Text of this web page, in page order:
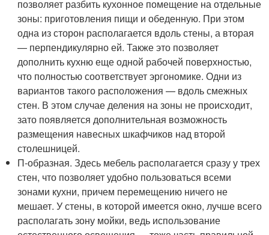
позволяет разбить кухонное помещение на отдельные
зоны: приготовления пищи и обеденную. При этом
одна из сторон располагается вдоль стены, а вторая
— перпендикулярно ей. Также это позволяет
дополнить кухню еще одной рабочей поверхностью,
что полностью соответствует эргономике. Одни из
вариантов такого расположения — вдоль смежных
стен. В этом случае деления на зоны не происходит,
зато появляется дополнительная возможность
размещения навесных шкафчиков над второй
столешницей.
П-образная. Здесь мебель располагается сразу у трех
стен, что позволяет удобно пользоваться всеми
зонами кухни, причем перемещению ничего не
мешает. У стены, в которой имеется окно, лучше всего
располагать зону мойки, ведь использование